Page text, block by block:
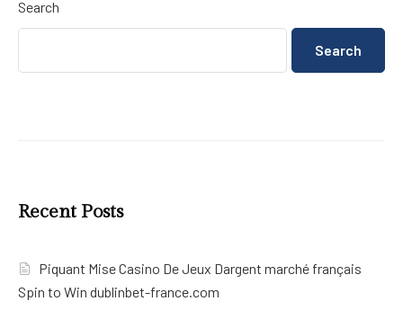
Search
Search
Recent Posts
Piquant Mise Casino De Jeux Dargent marché français
Spin to Win dublinbet-france.com